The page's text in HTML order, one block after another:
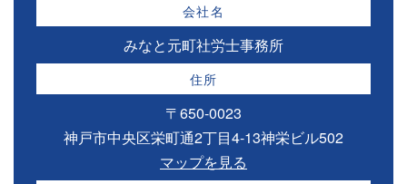
会社名
みなと元町社労士事務所
住所
〒650-0023
神戸市中央区栄町通2丁目4-13神栄ビル502
マップを見る